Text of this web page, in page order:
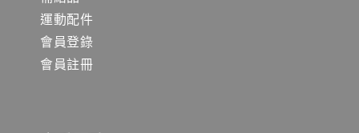
運動配件
會員登錄
會員註冊